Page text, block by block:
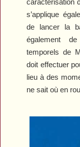
s’applique
de lancer la
également
temporels de
doit effectuer
lieu à des
ne sait où en